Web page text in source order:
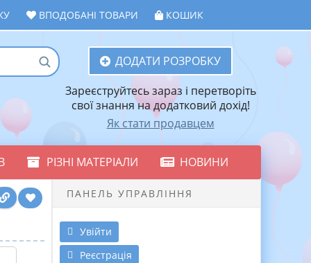
ВПОДОБАНІ ТОВАРИ КОШИК
ДОДАТИ РОЗРОБКУ
Зареєструйтесь зараз і перетворіть
свої знання на додатковий дохід!
Як стати продавцем
РІЗНІ МАТЕРІАЛИ НОВИНИ
ПАНЕЛЬ УПРАВЛІННЯ
Увійти
Реєстрація